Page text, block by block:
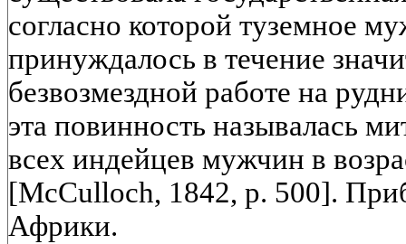
согласно которой туземное
принуждалось в течение
безвозмездной работе на
эта повинность называлась
всех индейцев мужчин в
[McCulloch, 1842, p. 500].
Африки.